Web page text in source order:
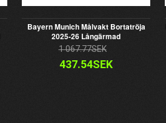
Bayern Munich Målvakt Bortatröja
2025-26 Långärmad
1 067.77SEK
437.54SEK